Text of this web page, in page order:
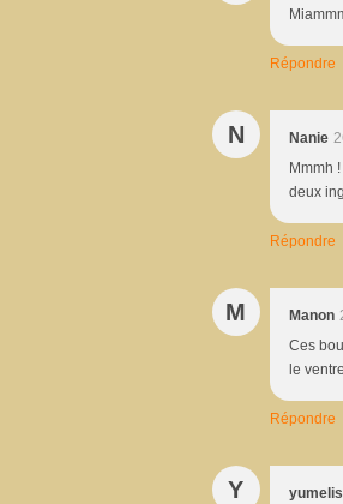
Répondre
N Nanie
Mmmh
deux
Répondre
M Manon
Ces
le
Répondre
Y